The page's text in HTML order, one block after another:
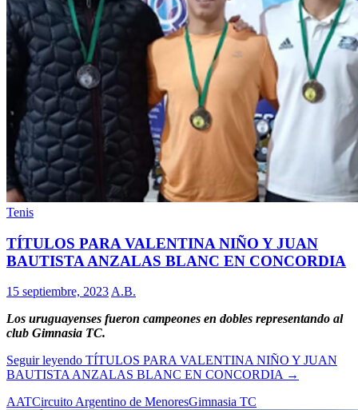
Tenis
TÍTULOS PARA VALENTINA NIÑO Y JUAN
BAUTISTA ANZALAS BLANC EN CONCORDIA
15 septiembre, 2023 A.B.
Los uruguayenses fueron campeones en dobles representando al
club Gimnasia TC.
Seguir leyendo TÍTULOS PARA VALENTINA NIÑO Y JUAN
BAUTISTA ANZALAS BLANC EN CONCORDIA →
AATCircuito Argentino de MenoresGimnasia TC